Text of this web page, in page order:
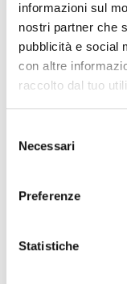
informazioni sul
nostri partner che
pubblicità e social
con altre
raccolto dal tuo
delNecessari
Preferenze
Statistiche
CREMA
FREDDA
CAFFÈ